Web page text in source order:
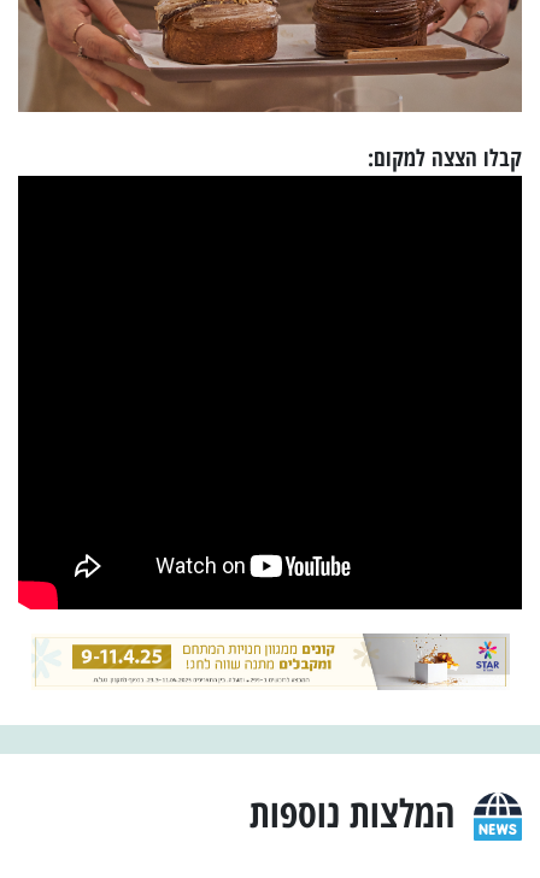
קבלו הצצה למקום:
המלצות נוספות